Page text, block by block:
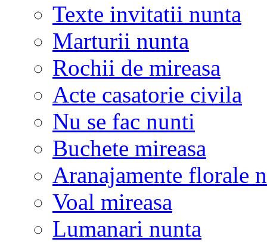
Texte invitatii nunta
Marturii nunta
Rochii de mireasa
Acte casatorie civila
Nu se fac nunti
Buchete mireasa
Aranajamente florale
Voal mireasa
Lumanari nunta